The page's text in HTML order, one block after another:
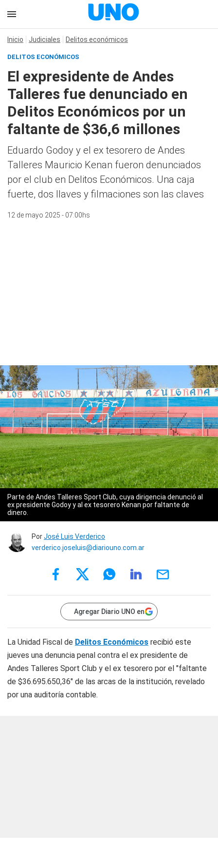
Inicio Judiciales Delitos económicos
DELITOS ECONÓMICOS
El expresidente de Andes
Talleres fue denunciado en
Delitos Económicos por un
faltante de $36,6 millones
Eduardo Godoy y el ex tesorero de Andes
Talleres Mauricio Kenan fueron denunciados
por el club en Delitos Económicos. Una caja
fuerte, dos llaves y filmaciones son las claves
12 de mayo 2025 - 07:00hs
Parte de Andes Talleres Sport Club, cuya dirigencia denunció al
ex presidente Godoy y al ex tesorero Kenan por faltante de
dinero.
PorJosé Luis Verderico
verderico.joseluis@diariouno.com.ar
Agregar Diario UNO en
La Unidad Fiscal de Delitos Económicos recibió este
jueves una denuncia penal contra el ex presidente de
Andes Talleres Sport Club y el ex tesorero por el "faltante
de $36.695.650,36" de las arcas de la institución, revelado
por una auditoría contable.